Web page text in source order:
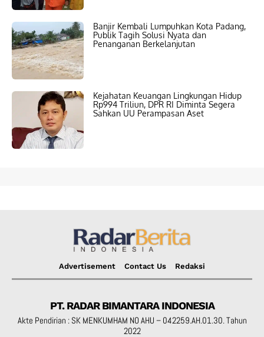
Banjir Kembali Lumpuhkan Kota Padang,
Publik Tagih Solusi Nyata dan
Penanganan Berkelanjutan
Kejahatan Keuangan Lingkungan Hidup
Rp994 Triliun, DPR RI Diminta Segera
Sahkan UU Perampasan Aset
Advertisement Contact Us Redaksi
PT. RADAR BIMANTARA INDONESIA
Akte Pendirian : SK MENKUMHAM NO AHU – 042259.AH.01.30. Tahun
2022